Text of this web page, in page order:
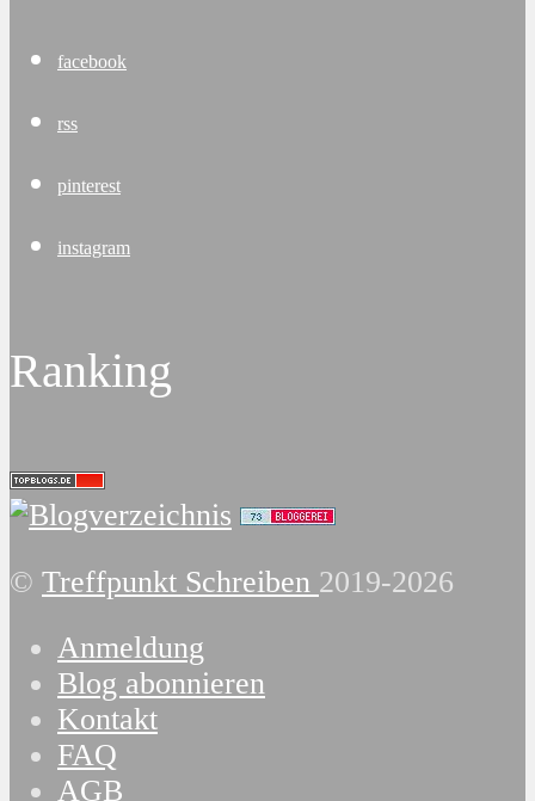
facebook
rss
pinterest
instagram
Ranking
© Treffpunkt Schreiben 2019-2026
Anmeldung
Blog abonnieren
Kontakt
FAQ
AGB